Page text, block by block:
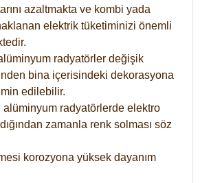
azaltmakta ve kombi yada
elektrik tüketiminizi önemli
radyatörler değişik
bina içerisindeki dekorasyona
edilebilir.
alüminyum radyatörlerde elektro
zamanla renk solması söz
korozyona yüksek dayanım